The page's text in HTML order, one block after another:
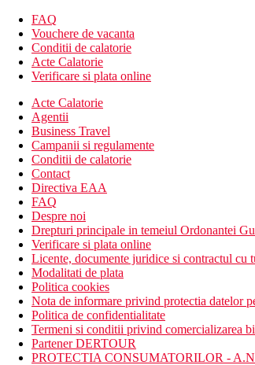
Hotelul dispune de:
receptie 24/7
casa de schimb valutar: la receptie
lift
camera TV
terasa
magazin de cadouri
butic
bijuterie
coafor
medic
Wi-Fi: in tot hotelul, inclus in pret
camera de bagaje
parcare: in functie de disponibilitate,
Descrierea plajei
la aprox. 100 m de plaja
plaja publica
nisipoasa
acces treptat in mare
scari care duc la plaja
prosoape de plaja incluse
FAQ
Vouchere de vacanta
Conditii de calatorie
Acte Calatorie
Verificare si plata online
Acte Calatorie
Agentii
Business Travel
Campanii si regulamente
Conditii de calatorie
Contact
Directiva EAA
FAQ
Despre noi
Drepturi principale in temeiul Ordonantei
Verificare si plata online
Licente, documente juridice si contractul cu
Modalitati de plata
Politica cookies
Nota de informare privind protectia datelor
Politica de confidentialitate
Termeni si conditii privind comercializarea
Partener DERTOUR
PROTECTIA CONSUMATORILOR -